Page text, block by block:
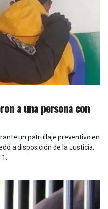
a una persona con
un patrullaje preventivo en
a disposición de la Justicia.